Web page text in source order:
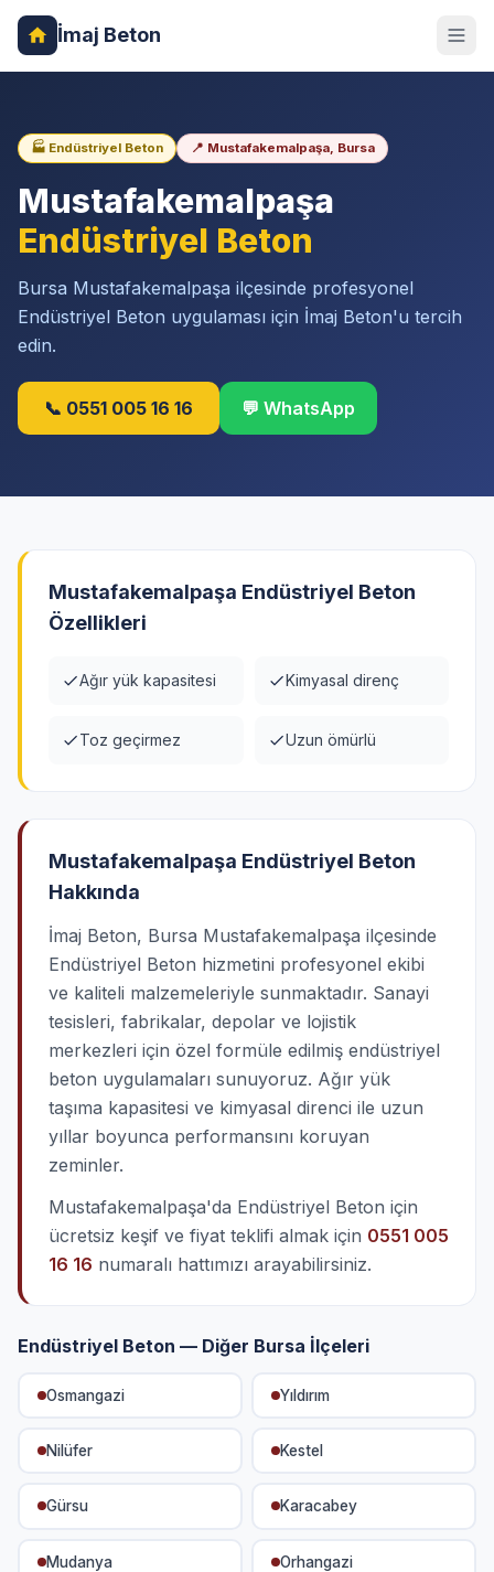
İmaj Beton
🏭 Endüstriyel Beton 📍 Mustafakemalpaşa, Bursa
Mustafakemalpaşa
Endüstriyel Beton
Bursa Mustafakemalpaşa ilçesinde profesyonel
Endüstriyel Beton uygulaması için İmaj Beton'u tercih
edin.
📞 0551 005 16 16 💬 WhatsApp
Mustafakemalpaşa Endüstriyel Beton
Özellikleri
Ağır yük kapasitesi Kimyasal direnç
Toz geçirmez Uzun ömürlü
Mustafakemalpaşa Endüstriyel Beton
Hakkında
İmaj Beton, Bursa Mustafakemalpaşa ilçesinde
Endüstriyel Beton hizmetini profesyonel ekibi
ve kaliteli malzemeleriyle sunmaktadır. Sanayi
tesisleri, fabrikalar, depolar ve lojistik
merkezleri için özel formüle edilmiş endüstriyel
beton uygulamaları sunuyoruz. Ağır yük
taşıma kapasitesi ve kimyasal direnci ile uzun
yıllar boyunca performansını koruyan
zeminler.
Mustafakemalpaşa'da Endüstriyel Beton için
ücretsiz keşif ve fiyat teklifi almak için 0551 005
16 16 numaralı hattımızı arayabilirsiniz.
Endüstriyel Beton — Diğer Bursa İlçeleri
Osmangazi Yıldırım
Nilüfer Kestel
Gürsu Karacabey
Mudanya Orhangazi